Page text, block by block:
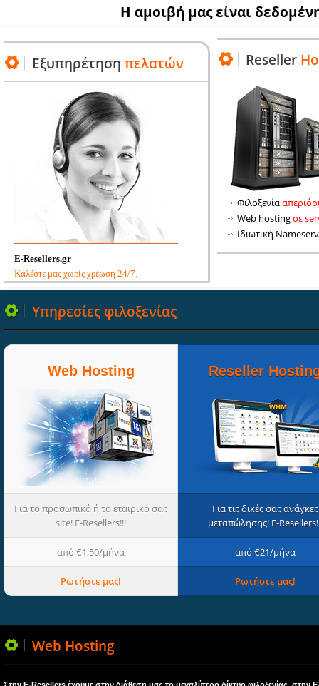
Η αμοιβή μας είναι
Εξυπηρέτηση πελατών
E-Resellers.gr
Καλέστε μας χωρίς χρέωση 24/7.
Reseller
Φιλοξενία
Web hostingσε
Ιδιωτική
Υπηρεσίες φιλοξενίας
Web Hosting
Για το προσωπικό ή το εταιρικό σας
site! E-Resellers!!!
από €1,50/μήνα
Ρωτήστε μας!
Reseller
Για τις δικές σας ανάγκες
μεταπώλησης! E-
από €21/μήνα
Ρωτήστε μας!
Web Hosting